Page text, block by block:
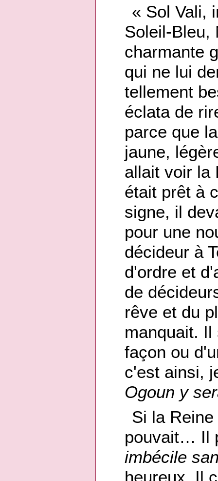
« Sol Vali,
Soleil-Bleu,
charmante
qui ne lui
tellement
éclata de
parce que
jaune,
allait voir la
était prêt à
signe, il
pour une
décideur à
d'ordre et
de
rêve et du
manquait. Il
façon ou
c'est ainsi,
Ogoun y
Si la
pouvait… Il
imbécile
heureux. Il